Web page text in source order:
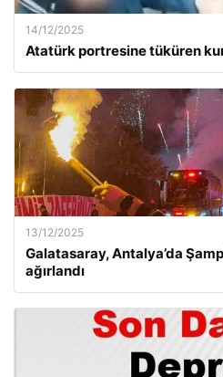
14/12/2025
Atatürk portresine tüküren
13/12/2025
Galatasaray, Antalya’da
ağırlandı